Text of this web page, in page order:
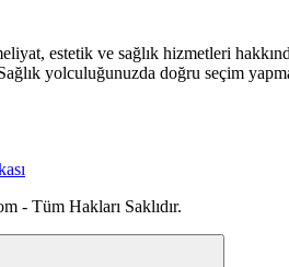
estetik ve sağlık hizmetleri
yolculuğunuzda doğru seçim
- Tüm Hakları Saklıdır.